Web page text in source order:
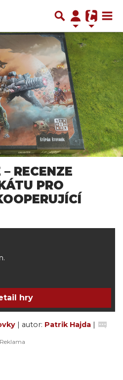
RECENZE
PRO
hry
| autor: Patrik Hajda |